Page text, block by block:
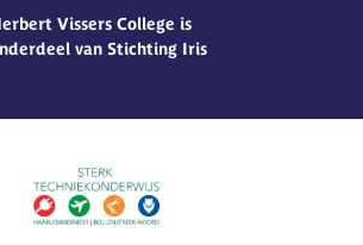
Vissers College is
van Stichting Iris